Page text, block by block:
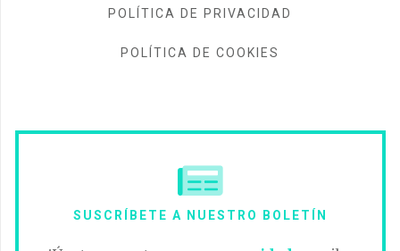
POLÍTICA DE PRIVACIDAD
POLÍTICA DE COOKIES
SUSCRÍBETE A NUESTRO BOLETÍN